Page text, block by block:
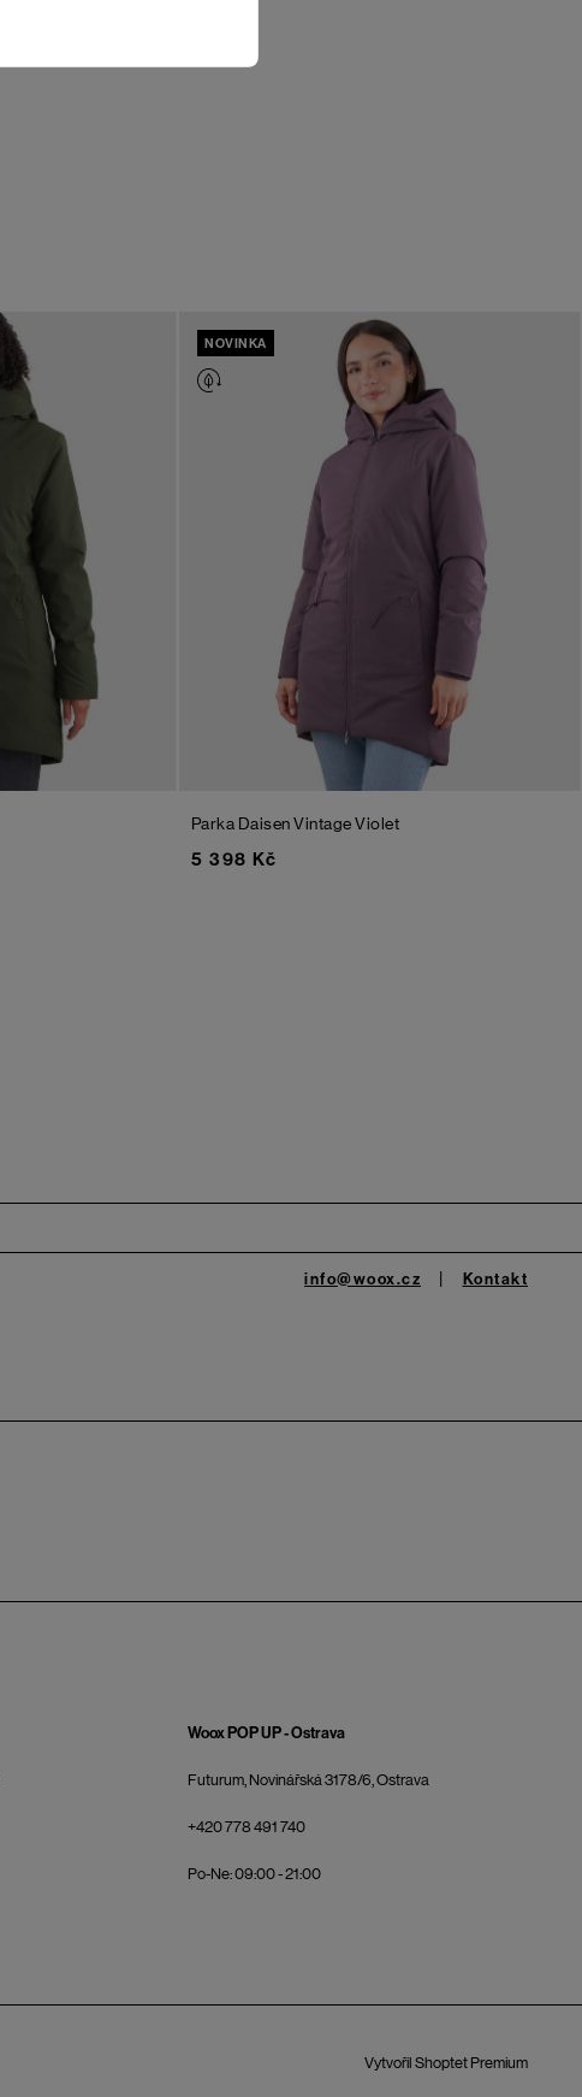
NOVINKA
Parka DaisenVintage Violet
5 398 Kč
info@woox.cz Kontakt
Woox POP UP - Ostrava
Futurum, Novinářská 3178/6, Ostrava
+420 778 491 740
Po-Ne: 09:00 - 21:00
Vytvořil Shoptet Premium